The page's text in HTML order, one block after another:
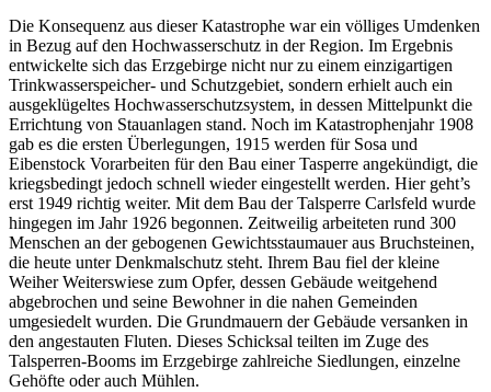
Die Konsequenz aus dieser Katastrophe war ein völliges Umdenken
in Bezug auf den Hochwasserschutz in der Region. Im Ergebnis
entwickelte sich das Erzgebirge nicht nur zu einem einzigartigen
Trinkwasserspeicher- und Schutzgebiet, sondern erhielt auch ein
ausgeklügeltes Hochwasserschutzsystem, in dessen Mittelpunkt die
Errichtung von Stauanlagen stand. Noch im Katastrophenjahr 1908
gab es die ersten Überlegungen, 1915 werden für Sosa und
Eibenstock Vorarbeiten für den Bau einer Tasperre angekündigt, die
kriegsbedingt jedoch schnell wieder eingestellt werden. Hier geht’s
erst 1949 richtig weiter. Mit dem Bau der Talsperre Carlsfeld wurde
hingegen im Jahr 1926 begonnen. Zeitweilig arbeiteten rund 300
Menschen an der gebogenen Gewichtsstaumauer aus Bruchsteinen,
die heute unter Denkmalschutz steht. Ihrem Bau fiel der kleine
Weiher Weiterswiese zum Opfer, dessen Gebäude weitgehend
abgebrochen und seine Bewohner in die nahen Gemeinden
umgesiedelt wurden. Die Grundmauern der Gebäude versanken in
den angestauten Fluten. Dieses Schicksal teilten im Zuge des
Talsperren-Booms im Erzgebirge zahlreiche Siedlungen, einzelne
Gehöfte oder auch Mühlen.